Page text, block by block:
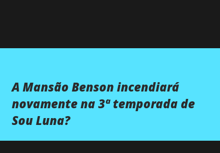
A Mansão Benson incendiará
novamente na 3ª temporada de
Sou Luna?